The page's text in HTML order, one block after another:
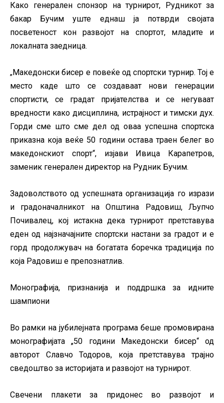
Како генерален спонзор на турнирот, Рудникот за
бакар Бучим уште еднаш ја потврди својата
посветеност кон развојот на спортот, младите и
локалната заедница.
„Македонски бисер е повеќе од спортски турнир. Тој е
место каде што се создаваат нови генерации
спортисти, се градат пријателства и се негуваат
вредности како дисциплина, истрајност и тимски дух.
Горди сме што сме дел од оваа успешна спортска
приказна која веќе 50 години остава траен белег во
македонскиот спорт“, изјави Ивица Карапетров,
заменик генерален директор на Рудник Бучим.
Задоволството од успешната организација го изрази
и градоначалникот на Општина Радовиш, Љупчо
Почивалец, кој истакна дека турнирот претставува
еден од најзначајните спортски настани за градот и е
горд продолжувач на богатата боречка традиција по
која Радовиш е препознатлив.
Монографија, признанија и поддршка за идните
шампиони
Во рамки на јубилејната програма беше промовирана
монографијата „50 години Македонски бисер“ од
авторот Славчо Тодоров, која претставува трајно
сведоштво за историјата и развојот на турнирот.
Свечени плакети за придонес во развојот и